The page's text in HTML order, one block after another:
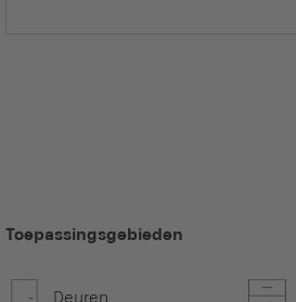
Toepassingsgebieden